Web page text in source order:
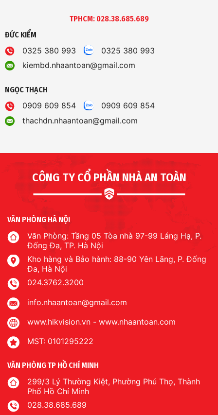
TPHCM: 028.38.685.689
ĐỨC KIỂM
0325 380 993
0325 380 993
kiembd.nhaantoan@gmail.com
NGỌC THẠCH
0909 609 854
0909 609 854
thachdn.nhaantoan@gmail.com
CÔNG TY CỔ PHẦN NHÀ AN TOÀN
VĂN PHÒNG HÀ NỘI
Văn Phòng: Tầng 05 Tòa nhà 97-99 Láng Hạ, P.
Đống Đa, TP. Hà Nội
Kho hàng và Bảo hành: 88-90 Yên Lãng, P. Đống
Đa, Hà Nội
024.3762.3200
info.nhaantoan@gmail.com
www.hikvision.vn - www.nhaantoan.com
MST: 0101295222
VĂN PHÒNG TP HỒ CHÍ MINH
299/3 Lý Thường Kiệt, Phường Phú Thọ, Thành
Phố Hồ Chí Minh
028.38.685.689